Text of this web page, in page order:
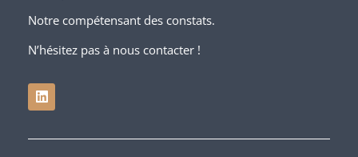
Notre compétensant des constats.
N’hésitez pas à nous contacter !